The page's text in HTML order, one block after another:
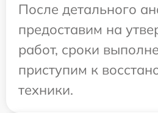
После детального
предоставим на
работ, сроки
приступим к
техники.